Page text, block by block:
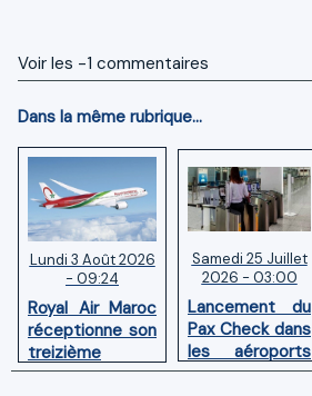
Voir les -1 commentaires
Dans la même rubrique...
Lundi 3 Août 2026
- 09:24
Royal Air Maroc
réceptionne son
treizième
Boeing 787
Samedi 25 Juillet
2026 - 03:00
Lancement du
Pax Check dans
les aéroports
du Maroc